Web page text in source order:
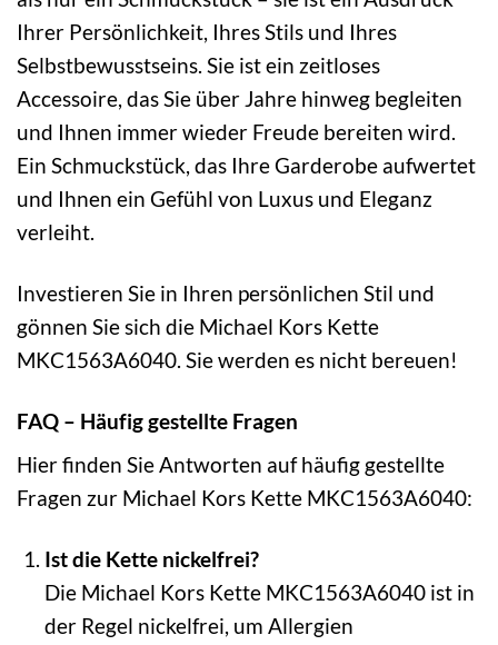
Ihrer Persönlichkeit, Ihres Stils und Ihres
Selbstbewusstseins. Sie ist ein zeitloses
Accessoire, das Sie über Jahre hinweg begleiten
und Ihnen immer wieder Freude bereiten wird.
Ein Schmuckstück, das Ihre Garderobe aufwertet
und Ihnen ein Gefühl von Luxus und Eleganz
verleiht.
Investieren Sie in Ihren persönlichen Stil und
gönnen Sie sich die Michael Kors Kette
MKC1563A6040. Sie werden es nicht bereuen!
FAQ – Häufig gestellte Fragen
Hier finden Sie Antworten auf häufig gestellte
Fragen zur Michael Kors Kette MKC1563A6040:
Ist die Kette nickelfrei?
Die Michael Kors Kette MKC1563A6040 ist in
der Regel nickelfrei, um Allergien